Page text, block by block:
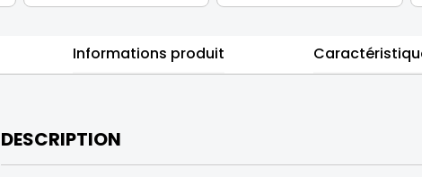
Informations produit
DESCRIPTION